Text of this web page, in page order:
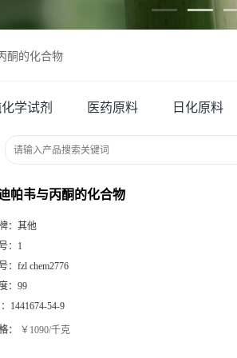
酮的化合物
学试剂 医药原料 日化原料
帕韦与丙酮的化合物
： 其他
： 1
： fzl chem2776
： 99
1441674-54-9
： ￥1090/千克